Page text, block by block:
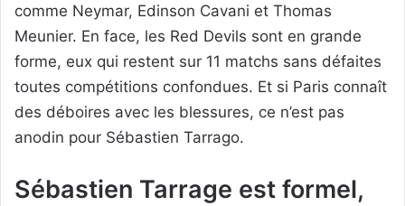
comme Neymar, Edinson Cavani et Thomas
Meunier. En face, les Red Devils sont en grande
forme, eux qui restent sur 11 matchs sans défaites
toutes compétitions confondues. Et si Paris connaît
des déboires avec les blessures, ce n’est pas
anodin pour Sébastien Tarrago.
Sébastien Tarrage est formel,